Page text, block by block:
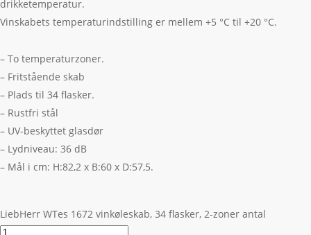
drikketemperatur.
Vinskabets temperaturindstilling er mellem +5 °C til +20 °C.
– To temperaturzoner.
– Fritstående skab
– Plads til 34 flasker.
– Rustfri stål
– UV-beskyttet glasdør
– Lydniveau: 36 dB
– Mål i cm: H:82,2 x B:60 x D:57,5.
LiebHerr WTes 1672 vinkøleskab, 34 flasker, 2-zoner antal